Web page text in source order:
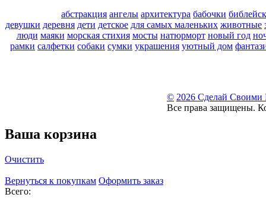
абстракция ангелы архитектура бабочки
девушки деревня дети детское для самых маленьких животные
люди маяки морская стихия мосты натюрморт новый год
рамки салфетки собаки сумки украшения уютный дом
© 2026 Сделай Своими
Все права защищены.
Ваша корзина
Очистить
Вернуться к покупкам Оформить заказ
Всего: